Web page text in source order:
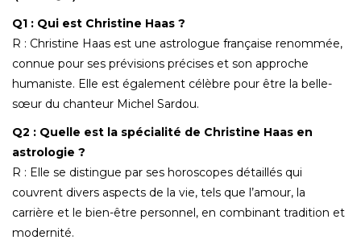
Q1 : Qui est Christine Haas ?
R : Christine Haas est une astrologue française renommée,
connue pour ses prévisions précises et son approche
humaniste. Elle est également célèbre pour être la belle-
sœur du chanteur Michel Sardou.
Q2 : Quelle est la spécialité de Christine Haas en
astrologie ?
R : Elle se distingue par ses horoscopes détaillés qui
couvrent divers aspects de la vie, tels que l’amour, la
carrière et le bien-être personnel, en combinant tradition et
modernité.